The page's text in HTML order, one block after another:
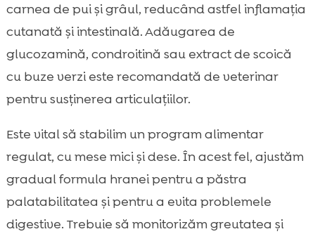
carnea de pui și grâul, reducând astfel inflamația
cutanată și intestinală. Adăugarea de
glucozamină, condroitină sau extract de scoică
cu buze verzi este recomandată de veterinar
pentru susținerea articulațiilor.
Este vital să stabilim un program alimentar
regulat, cu mese mici și dese. În acest fel, ajustăm
gradual formula hranei pentru a păstra
palatabilitatea și pentru a evita problemele
digestive. Trebuie să monitorizăm greutatea și